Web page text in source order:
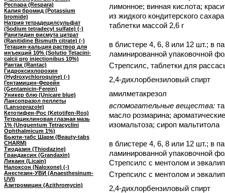
Респара (Respara)
Калия бромид (Potassium
bromide)
Натрия тетрадецилсульфат
(Sodium tetradecyl sulfate) (-)
Ранитидин висмута цитрат
(Ranitidine Bismuth citrate) (-)
Тетацин-кальция раствор для
инъекций 10% (Solutio Tetacini-
calcii pro injectionibus 10%)
Рантак (Rantac)
Гидроксихлорохин
(Hydroxychloroquine) (-)
Гентамицин-Ферейн
(Gentamicin-Ferein)
Уникер блю (Unicare blue)
Лансопразол пеллеты
(Lansoprazole)
Кетотифен-Рос (Ketotifen-Ros)
Тетрациклиновая глазная мазь
1% (Unguentum Tetracyclini
Ophthalmicum 1%)
Бьюти-табс Шарм (Beauty-tabs
CHARM)
Тиодазин (Thiodazine)
Грандаксин (Grandaxin)
Ликаин (Licain)
Налоксон (Naloxone) (-)
Анестезин-УВИ (Anaesthesinum-
UVI)
Азитромицин (Azithromycin)
лимонное; винная кислота;
из жидкого кондитерского
таблетки массой 2,6 г
в блистере 4, 6, 8 или 12 шт.; в
ламинированной упаковочной
Стрепсилс, таблетки для
2,4-дихлорбензиловый спирт
амилметакрезол
вспомогательные вещества:
масло розмарина;
изомальтоза; сироп мальтитола
в блистере 4, 6, 8 или 12 шт.; в
ламинированной упаковочной
Стрепсилс с ментолом и
Стрепсилс с ментолом и
2,4-дихлорбензиловый спирт